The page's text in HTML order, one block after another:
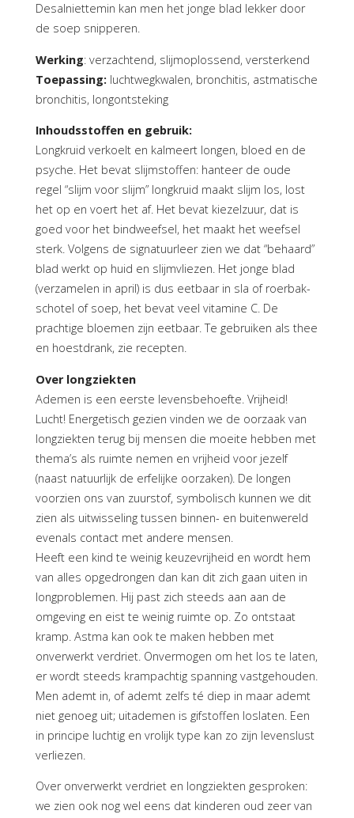
Desalniettemin kan men het jonge blad lekker door
de soep snipperen.
Werking: verzachtend, slijmoplossend, versterkend
Toepassing: luchtwegkwalen, bronchitis, astmatische
bronchitis, longontsteking
Inhoudsstoffen en gebruik:
Longkruid verkoelt en kalmeert longen, bloed en de
psyche. Het bevat slijmstoffen: hanteer de oude
regel “slijm voor slijm” longkruid maakt slijm los, lost
het op en voert het af. Het bevat kiezelzuur, dat is
goed voor het bindweefsel, het maakt het weefsel
sterk. Volgens de signatuurleer zien we dat “behaard”
blad werkt op huid en slijmvliezen. Het jonge blad
(verzamelen in april) is dus eetbaar in sla of roerbak-
schotel of soep, het bevat veel vitamine C. De
prachtige bloemen zijn eetbaar. Te gebruiken als thee
en hoestdrank, zie recepten.
Over longziekten
Ademen is een eerste levensbehoefte. Vrijheid!
Lucht! Energetisch gezien vinden we de oorzaak van
longziekten terug bij mensen die moeite hebben met
thema’s als ruimte nemen en vrijheid voor jezelf
(naast natuurlijk de erfelijke oorzaken). De longen
voorzien ons van zuurstof, symbolisch kunnen we dit
zien als uitwisseling tussen binnen- en buitenwereld
evenals contact met andere mensen.
Heeft een kind te weinig keuzevrijheid en wordt hem
van alles opgedrongen dan kan dit zich gaan uiten in
longproblemen. Hij past zich steeds aan aan de
omgeving en eist te weinig ruimte op. Zo ontstaat
kramp. Astma kan ook te maken hebben met
onverwerkt verdriet. Onvermogen om het los te laten,
er wordt steeds krampachtig spanning vastgehouden.
Men ademt in, of ademt zelfs té diep in maar ademt
niet genoeg uit; uitademen is gifstoffen loslaten. Een
in principe luchtig en vrolijk type kan zo zijn levenslust
verliezen.
Over onverwerkt verdriet en longziekten gesproken:
we zien ook nog wel eens dat kinderen oud zeer van